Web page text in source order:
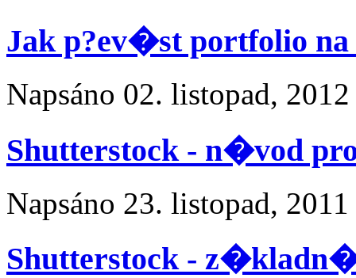
Jak p?ev�st portfolio na
Napsáno 02. listopad, 2012
Shutterstock - n�vod
Napsáno 23. listopad, 2011
Shutterstock -